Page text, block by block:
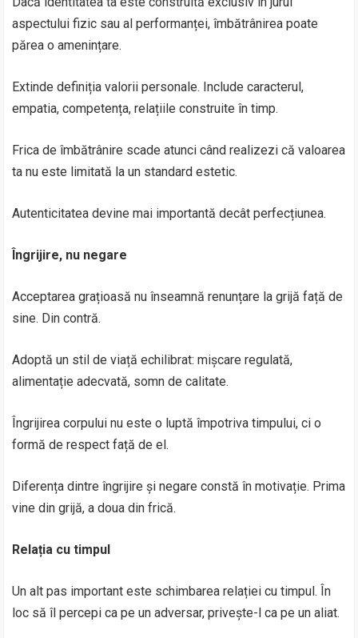
aspectului fizic sau al performanței, îmbătrânirea poate
părea o amenințare.
Extinde definiția valorii personale. Include caracterul,
empatia, competența, relațiile construite în timp.
Frica de îmbătrânire scade atunci când realizezi că valoarea
ta nu este limitată la un standard estetic.
Autenticitatea devine mai importantă decât perfecțiunea.
Îngrijire, nu negare
Acceptarea grațioasă nu înseamnă renunțare la grijă față de
sine. Din contră.
Adoptă un stil de viață echilibrat: mișcare regulată,
alimentație adecvată, somn de calitate.
Îngrijirea corpului nu este o luptă împotriva timpului, ci o
formă de respect față de el.
Diferența dintre îngrijire și negare constă în motivație. Prima
vine din grijă, a doua din frică.
Relația cu timpul
Un alt pas important este schimbarea relației cu timpul. În
loc să îl percepi ca pe un adversar, privește-l ca pe un aliat.